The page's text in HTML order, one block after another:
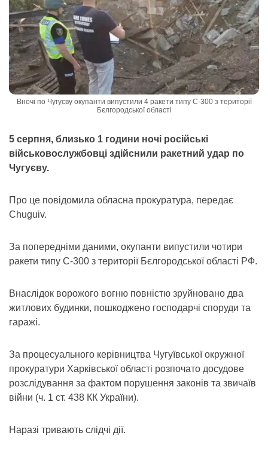
Вночі по Чугуєву окупанти випустили 4 ракети типу С-300 з території
Бєлгородської області
5 серпня, близько 1 години ночі російські
військовослужбовці здійснили ракетний удар по
Чугуєву.
Про це повідомила обласна прокуратура, передає
Chuguiv.
За попередніми даними, окупанти випустили чотири
ракети типу С-300 з території Бєлгородської області РФ.
Внаслідок ворожого вогню повністю зруйновано два
житлових будинки, пошкоджено господарчі споруди та
гаражі.
За процесуального керівництва Чугуївської окружної
прокуратури Харківської області розпочато досудове
розслідування за фактом порушення законів та звичаїв
війни (ч. 1 ст. 438 КК України).
Наразі тривають слідчі дії.